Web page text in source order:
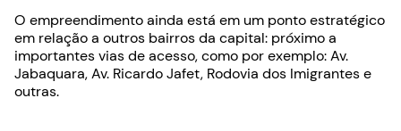
O empreendimento ainda está em um ponto estratégico
em relação a outros bairros da capital: próximo a
importantes vias de acesso, como por exemplo: Av.
Jabaquara, Av. Ricardo Jafet, Rodovia dos Imigrantes e
outras.